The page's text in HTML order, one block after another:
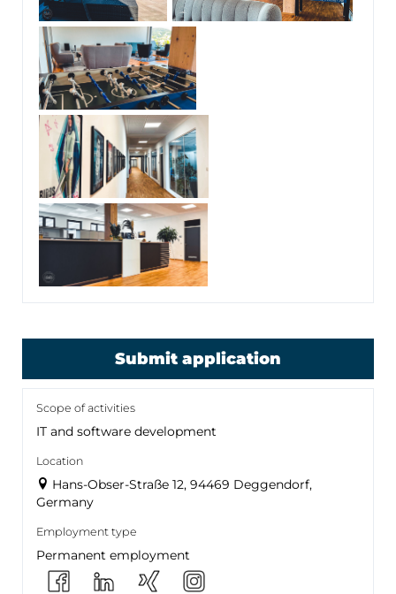
Submit application
Scope of activities
IT and software development
Location
Hans-Obser-Straße 12, 94469 Deggendorf,
Germany
Employment type
Permanent employment